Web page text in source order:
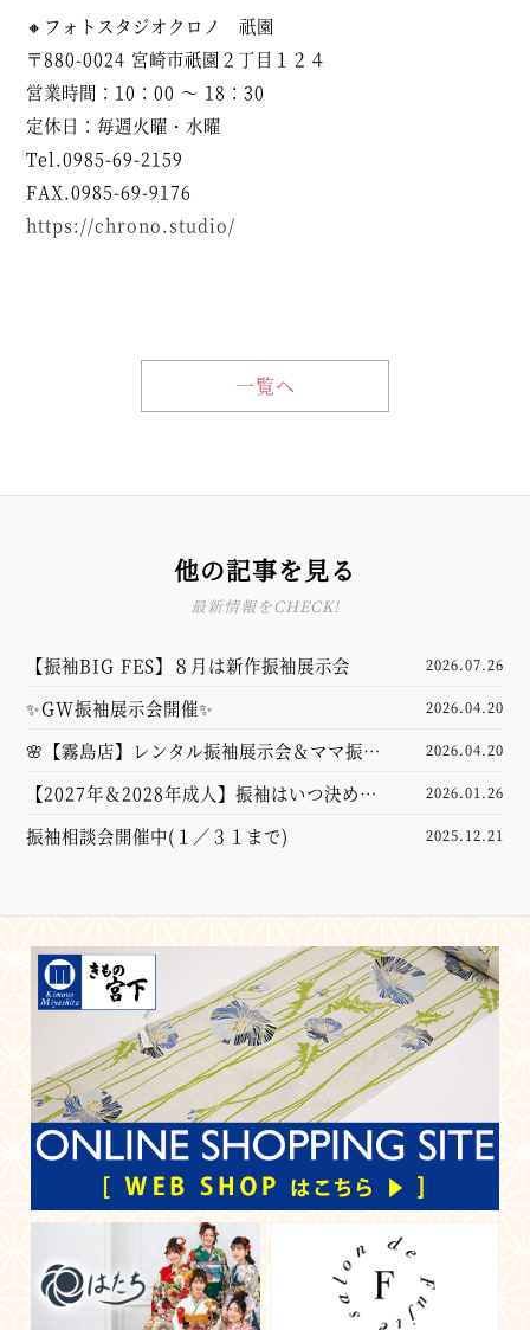
🔸フォトスタジオクロノ 祇園
〒880-0024 宮崎市祇園２丁目１２４
営業時間：10：00 ～ 18：30
定休日：毎週火曜・水曜
Tel.0985-69-2159
FAX.0985-69-9176
https://chrono.studio/
一覧へ
他の記事を見る
最新情報をCHECK!
【振袖BIG FES】８月は新作振袖展示会 2026.07.26
✨GW振袖展示会開催✨ 2026.04.20
🌸【霧島店】レンタル振袖展示会＆ママ振袖
コーディネート相談会を開催します🌸
2026.04.20
【2027年＆2028年成人】振袖はいつ決め
る？後悔しないスケジュール
2026.01.26
振袖相談会開催中(１／３１まで) 2025.12.21